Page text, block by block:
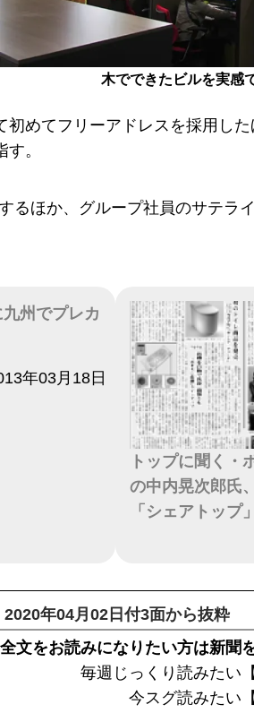
木でできたビルを実感
めてフリーアドレスを採用し
。
るほか、グループ社員のサテラ
州でプレカ
年03月18日
トップに聞く・
の中内晃次郎氏
「シェアトップ
2020年04月02日付3面から抜粋
全文をお読みになりたい方は新聞
毎週じっくり読みたい【
今スグ読みたい【